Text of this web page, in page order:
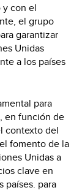
y con el
el grupo
garantizar
Unidas
a los países
para
en función de
contexto del
fomento de la
Unidas a
clave en
países. para